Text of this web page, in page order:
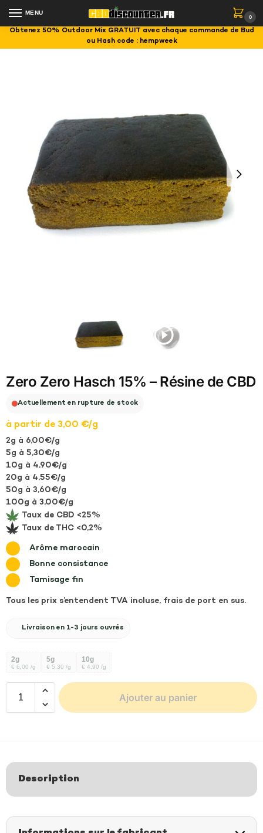
MENU
0
Obtenez 50% Outdoor Mix GRATUIT avec chaque commande de Bud
ou Hash code : hempweek
Zero Zero Hasch 15% – Résine de CBD
Actuellement en rupture de stock
à partir de 3,00 €/g
2g à 6,00€/g
5g à 5,30€/g
10g à 4,90€/g
20g à 4,55€/g
50g à 3,60€/g
100g à 3,00€/g
Taux de CBD <25%
Taux de THC <0,2%
Arôme marocain
Bonne consistance
Tamisage fin
Tous les prix s’entendent TVA incluse, frais de port en sus.
Livraison en 1-3 jours ouvrés
2g
€ 6,00 /g
5g
€ 5,30 /g
10g
€ 4,90 /g
Ajouter au panier
e
a
Description